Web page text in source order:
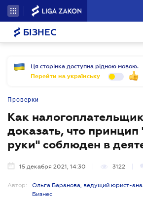
БІЗНЕС
Ця сторінка доступна рідною мовою.
Перейти на українську
Проверки
Как
доказать, что принцип
руки" соблюден в
15 декабря 2021, 14:30 3122
Автор:
Ольга Баранова, ведущий юрист-
Бизнес